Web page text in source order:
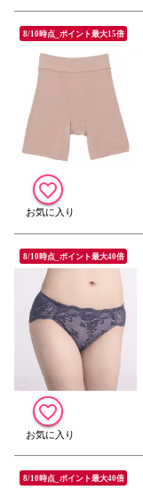
8/10時点_ポイント最大15倍
8/10時点_ポイント最大40倍
8/10時点_ポイント最大40倍